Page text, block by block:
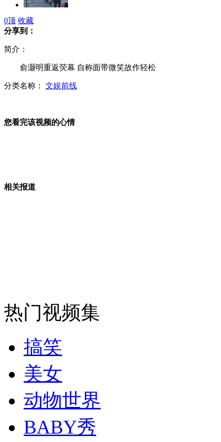
桑迪过后纽约市民步行外出
哈尔滨白菜六七分一斤 农民存菜不忍卖
南宁辣椒3毛1斤卖不动
女孩北京地铁殴打老人 痛下狠手拳打脚踢
无痛分娩是否安全 医生回应
外交部：反对强权政治霸凌主义
0顶 收藏
分享到：
简介：
俞灏明重返荧幕 自称面带微笑故作轻松
分类名称： 文娱前线
您看完该视频的心情
相关报道
热门视频集
搞笑
美女
动物世界
BABY秀